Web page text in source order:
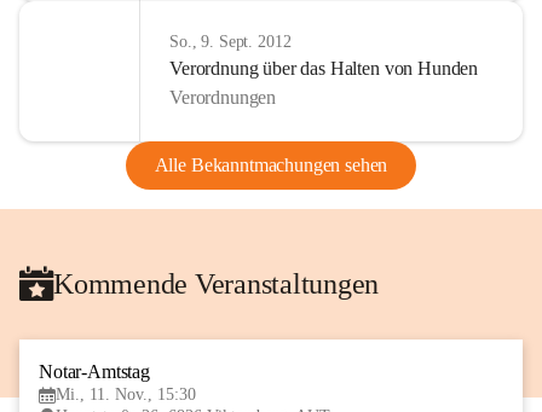
So., 9. Sept. 2012
Verordnung über das Halten von Hunden
Verordnungen
Alle Bekanntmachungen sehen
Kommende Veranstaltungen
Notar-Amtstag
Mi., 11. Nov., 15:30